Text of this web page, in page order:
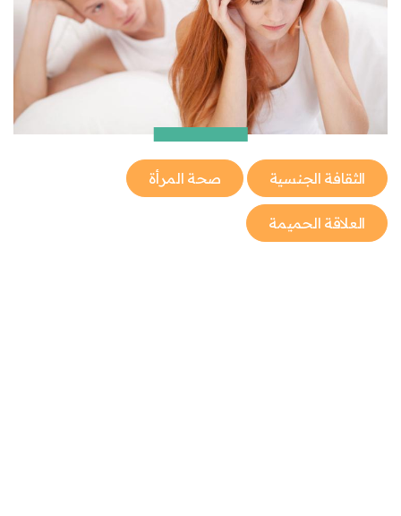
الثقافة الجنسية صحة المرأة
العلاقة الحميمة